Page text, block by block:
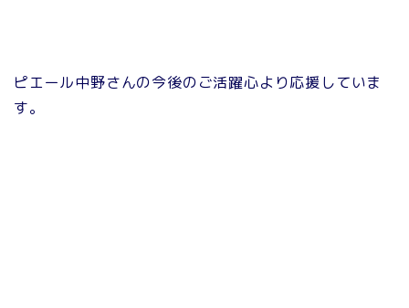
ピエール中野さんの今後のご活躍心より応援していま
す。